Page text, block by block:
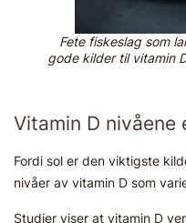
Fete fiskeslag som
gode kilder til vitamin
Vitamin D nivåene
Fordi sol er den viktigste
nivåer av vitamin D som
Studier viser at vitamin D